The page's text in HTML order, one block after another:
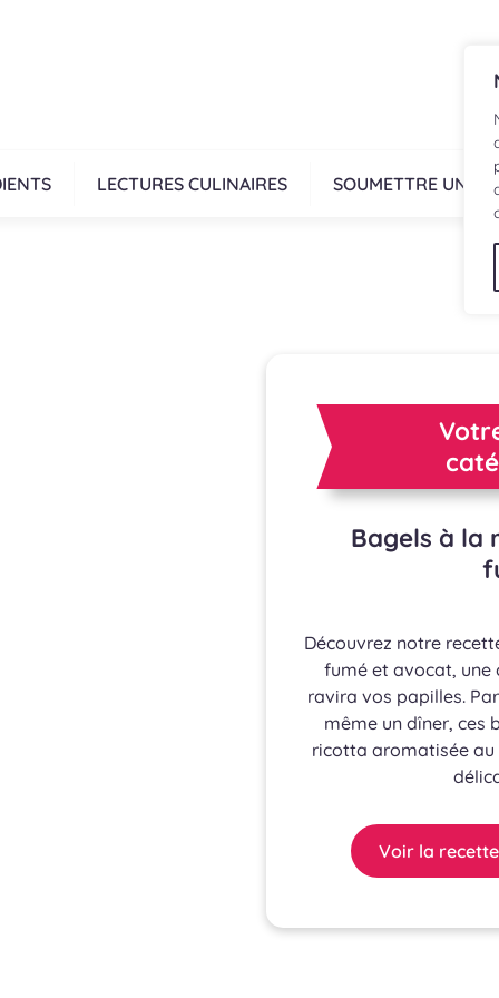
LECTURES CULINAIRES SOUMETTRE UNE
Bagels à la
Découvrez notre
fumé et avocat,
ravira vos papilles.
même un dîner, ces
ricotta aromatisée
Voir la recette